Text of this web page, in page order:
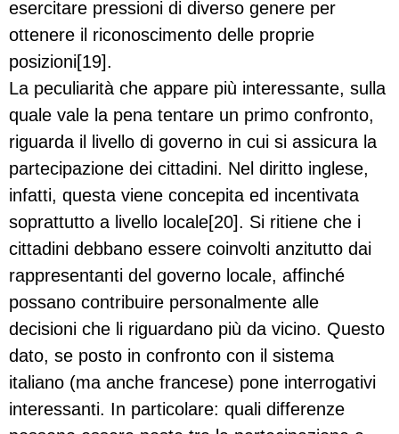
esercitare pressioni di diverso genere per
ottenere il riconoscimento delle proprie
posizioni[19].
La peculiarità che appare più interessante, sulla
quale vale la pena tentare un primo confronto,
riguarda il livello di governo in cui si assicura la
partecipazione dei cittadini. Nel diritto inglese,
infatti, questa viene concepita ed incentivata
soprattutto a livello locale[20]. Si ritiene che i
cittadini debbano essere coinvolti anzitutto dai
rappresentanti del governo locale, affinché
possano contribuire personalmente alle
decisioni che li riguardano più da vicino. Questo
dato, se posto in confronto con il sistema
italiano (ma anche francese) pone interrogativi
interessanti. In particolare: quali differenze